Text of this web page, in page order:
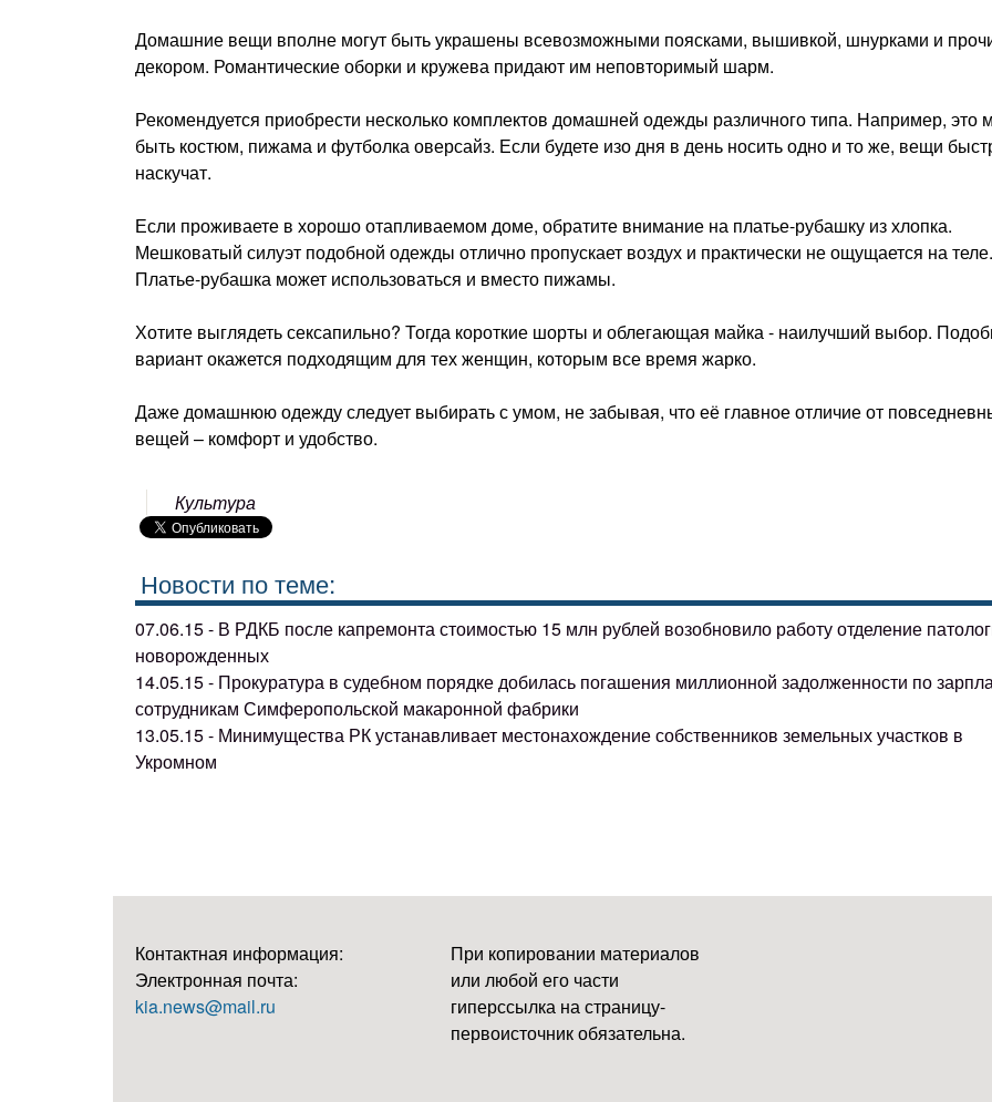
Домашние вещи вполне могут быть украшены всевозможными поясками, вышивкой, шнурками и
декором. Романтические оборки и кружева придают им неповторимый шарм.
Рекомендуется приобрести несколько комплектов домашней одежды различного типа. Например, это
быть костюм, пижама и футболка оверсайз. Если будете изо дня в день носить одно и то же, вещи
наскучат.
Если проживаете в хорошо отапливаемом доме, обратите внимание на платье-рубашку из хлопка.
Мешковатый силуэт подобной одежды отлично пропускает воздух и практически не ощущается на теле.
Платье-рубашка может использоваться и вместо пижамы.
Хотите выглядеть сексапильно? Тогда короткие шорты и облегающая майка - наилучший выбор.
вариант окажется подходящим для тех женщин, которым все время жарко.
Даже домашнюю одежду следует выбирать с умом, не забывая, что её главное отличие от
вещей – комфорт и удобство.
Культура
Новости по теме:
07.06.15 - В РДКБ после капремонта стоимостью 15 млн рублей возобновило работу отделение
новорожденных
14.05.15 - Прокуратура в судебном порядке добилась погашения миллионной задолженности по
сотрудникам Симферопольской макаронной фабрики
13.05.15 - Минимущества РК устанавливает местонахождение собственников земельных участков в
Укромном
Контактная информация:
Электронная почта:
kia.news@mail.ru
При копировании материалов
или любой его части
гиперссылка на страницу-
первоисточник обязательна.